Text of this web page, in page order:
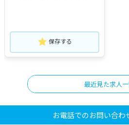
保存する
最近見た求人
お電話でのお問い合わ